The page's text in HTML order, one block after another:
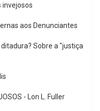
invejosos
aos Denunciantes
Sobre a "justiça
- Lon L. Fuller